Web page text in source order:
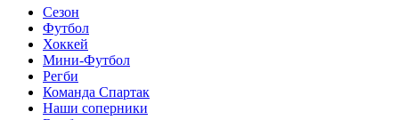
Сезон
Футбол
Хоккей
Мини-Футбол
Регби
Команда Спартак
Наши соперники